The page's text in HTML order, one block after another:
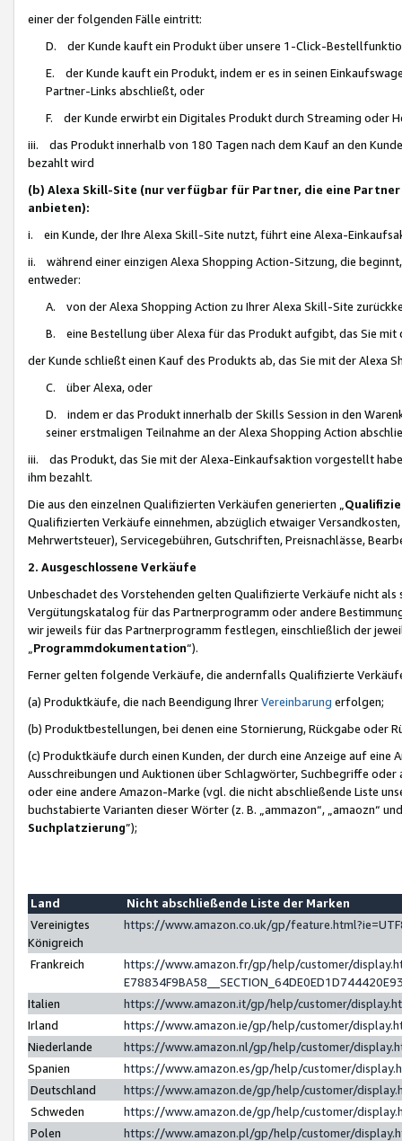
einer der folgenden Fälle eintritt:
D. der Kunde kauft ein Produkt über unsere 1-Click-
E. der Kunde kauft ein Produkt, indem er es in seinen
Partner-Links abschließt, oder
F. der Kunde erwirbt ein Digitales Produkt durch Streaming oder
iii. das Produkt innerhalb von 180 Tagen nach dem Kauf an den
bezahlt wird
(b) Alexa Skill-Site (nur verfügbar für Partner, die eine
anbieten):
i. ein Kunde, der Ihre Alexa Skill-Site nutzt, führt eine Alexa-
ii. während einer einzigen Alexa Shopping Action-Sitzung, die
entweder:
A. von der Alexa Shopping Action zu Ihrer Alexa Skill-Site
B. eine Bestellung über Alexa für das Produkt aufgibt, das Sie mit
der Kunde schließt einen Kauf des Produkts ab, das Sie mit der Alexa
C. über Alexa, oder
D. indem er das Produkt innerhalb der Skills Session in den
seiner erstmaligen Teilnahme an der Alexa Shopping Action
iii. das Produkt, das Sie mit der Alexa-Einkaufsaktion vorgestellt
ihm bezahlt.
Die aus den einzelnen Qualifizierten Verkäufen generierten „
Qualifizierten Verkäufe einnehmen, abzüglich etwaiger
Mehrwertsteuer), Servicegebühren, Gutschriften, Preisnachlässe,
2. Ausgeschlossene Verkäufe
Unbeschadet des Vorstehenden gelten Qualifizierte Verkäufe nicht
Vergütungskatalog für das Partnerprogramm oder andere
wir jeweils für das Partnerprogramm festlegen, einschließlich der
Programmdokumentation“).
Ferner gelten folgende Verkäufe, die andernfalls Qualifizierte
(a) Produktkäufe, die nach Beendigung IhrerVereinbarung erfolgen;
(b) Produktbestellungen, bei denen eine Stornierung, Rückgabe oder
(c) Produktkäufe durch einen Kunden, der durch eine Anzeige auf
Ausschreibungen und Auktionen über Schlagwörter, Suchbegriffe
oder eine andere Amazon-Marke (vgl. die nicht abschließende Liste
buchstabierte Varianten dieser Wörter (z. B. „ammazon“, „amaozn“
Suchplatzierung”);
Land
Nicht abschließende Liste der Marken
Vereinigtes
Königreich
https://www.amazon.co.uk/gp/
Frankreich
https://www.amazon.fr/gp/help/customer/
Italien
https://www.amazon.it/gp/help/customer/
Irland
https://www.amazon.ie/gp/help/customer/
Niederlande
https://www.amazon.nl/gp/help/customer/
Spanien
https://www.amazon.es/gp/help/customer/
Deutschland
https://www.amazon.de/gp/help/customer/
Schweden
https://www.amazon.de/gp/help/customer/
Polen
https://www.amazon.pl/gp/help/customer/